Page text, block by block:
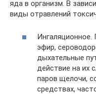
яда в организм. В
виды отравлений
Ингаляционное.
эфир,
дыхательные
действие на их
паров щелочи,
средствах,